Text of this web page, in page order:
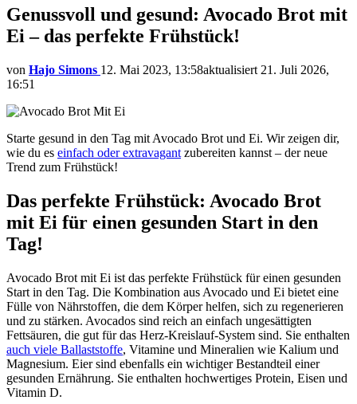
Genussvoll und gesund: Avocado Brot mit
Ei – das perfekte Frühstück!
von Hajo Simons 12. Mai 2023, 13:58aktualisiert 21. Juli 2026,
16:51
Starte gesund in den Tag mit Avocado Brot und Ei. Wir zeigen dir,
wie du es einfach oder extravagant zubereiten kannst – der neue
Trend zum Frühstück!
Das perfekte Frühstück: Avocado Brot
mit Ei für einen gesunden Start in den
Tag!
Avocado Brot mit Ei ist das perfekte Frühstück für einen gesunden
Start in den Tag. Die Kombination aus Avocado und Ei bietet eine
Fülle von Nährstoffen, die dem Körper helfen, sich zu regenerieren
und zu stärken. Avocados sind reich an einfach ungesättigten
Fettsäuren, die gut für das Herz-Kreislauf-System sind. Sie enthalten
auch viele Ballaststoffe, Vitamine und Mineralien wie Kalium und
Magnesium. Eier sind ebenfalls ein wichtiger Bestandteil einer
gesunden Ernährung. Sie enthalten hochwertiges Protein, Eisen und
Vitamin D.